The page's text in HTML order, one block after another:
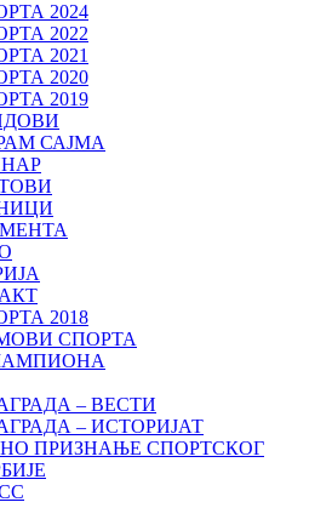
2024
2022
2021
2020
2019
САЈМА
2018
СПОРТА
– ВЕСТИ
– ИСТОРИЈАТ
ПРИЗНАЊЕ СПОРТСКОГ